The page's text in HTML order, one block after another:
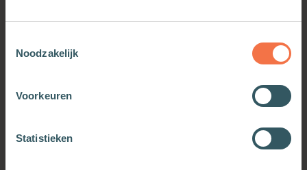
Noodzakelijk
Voorkeuren
Statistieken